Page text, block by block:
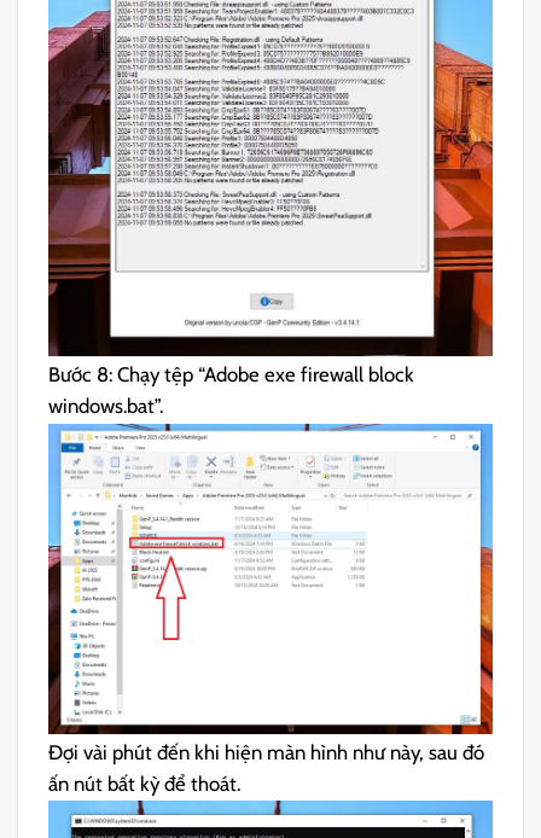
Bước 8: Chạy tệp “Adobe exe firewall block
windows.bat”.
Đợi vài phút đến khi hiện màn hình như này, sau đó
ấn nút bất kỳ để thoát.